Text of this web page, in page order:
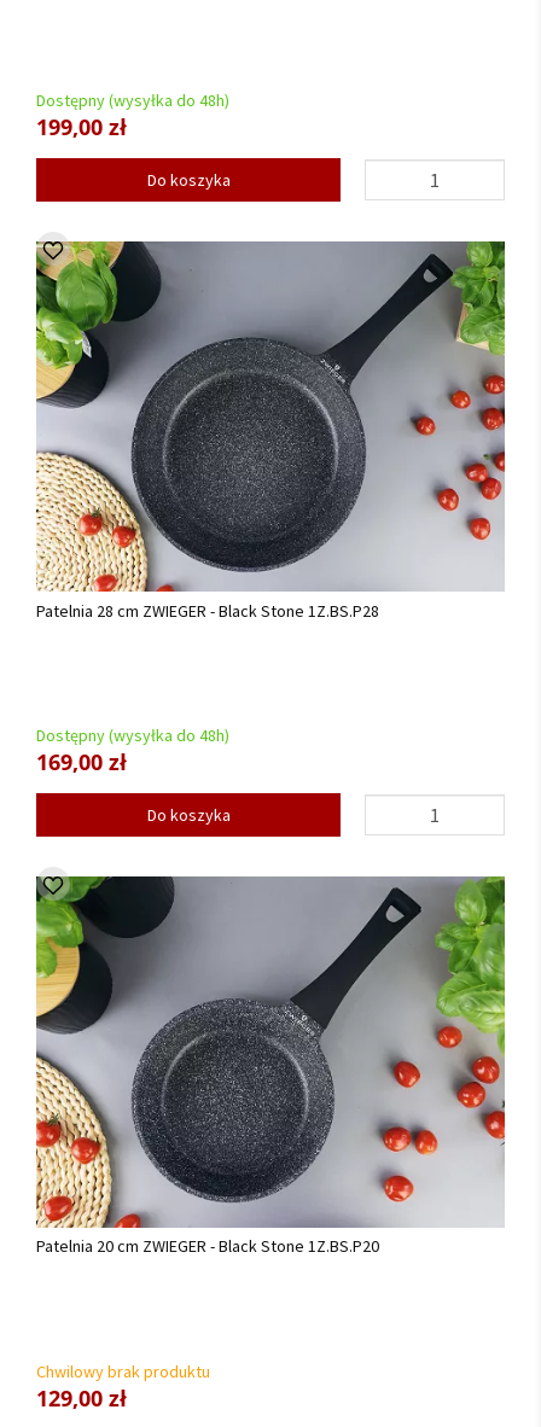
Dostępny (wysyłka do 48h)
199,00 zł
Do koszyka
Patelnia 28 cm ZWIEGER - Black Stone 1Z.BS.P28
Dostępny (wysyłka do 48h)
169,00 zł
Do koszyka
Patelnia 20 cm ZWIEGER - Black Stone 1Z.BS.P20
Chwilowy brak produktu
129,00 zł